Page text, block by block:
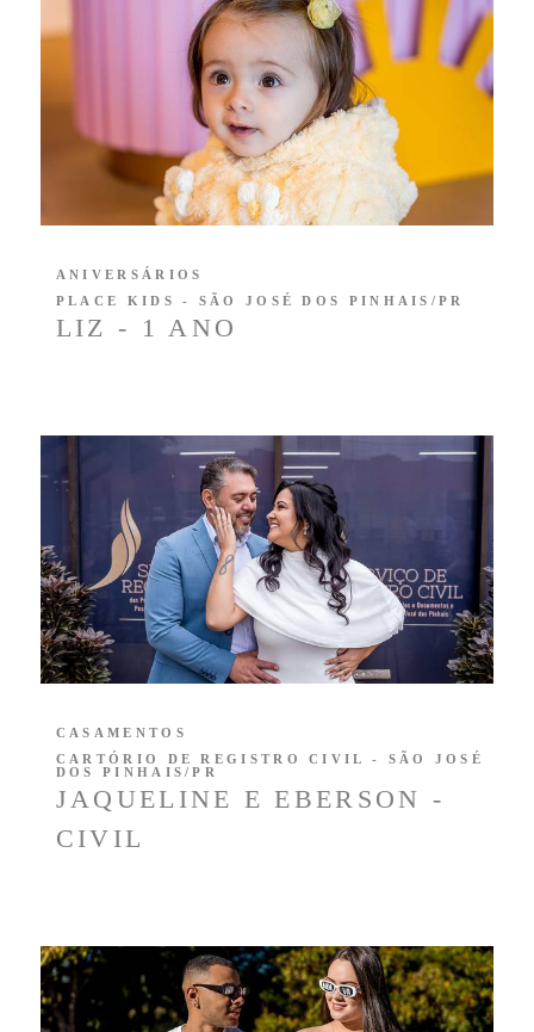
LIZ - 1 ANO
ANIVERSÁRIOS
PLACE KIDS - SÃO JOSÉ DOS PINHAIS/PR
JAQUELINE E EBERSON -
CIVIL
CASAMENTOS
CARTÓRIO DE REGISTRO CIVIL - SÃO JOSÉ
DOS PINHAIS/PR